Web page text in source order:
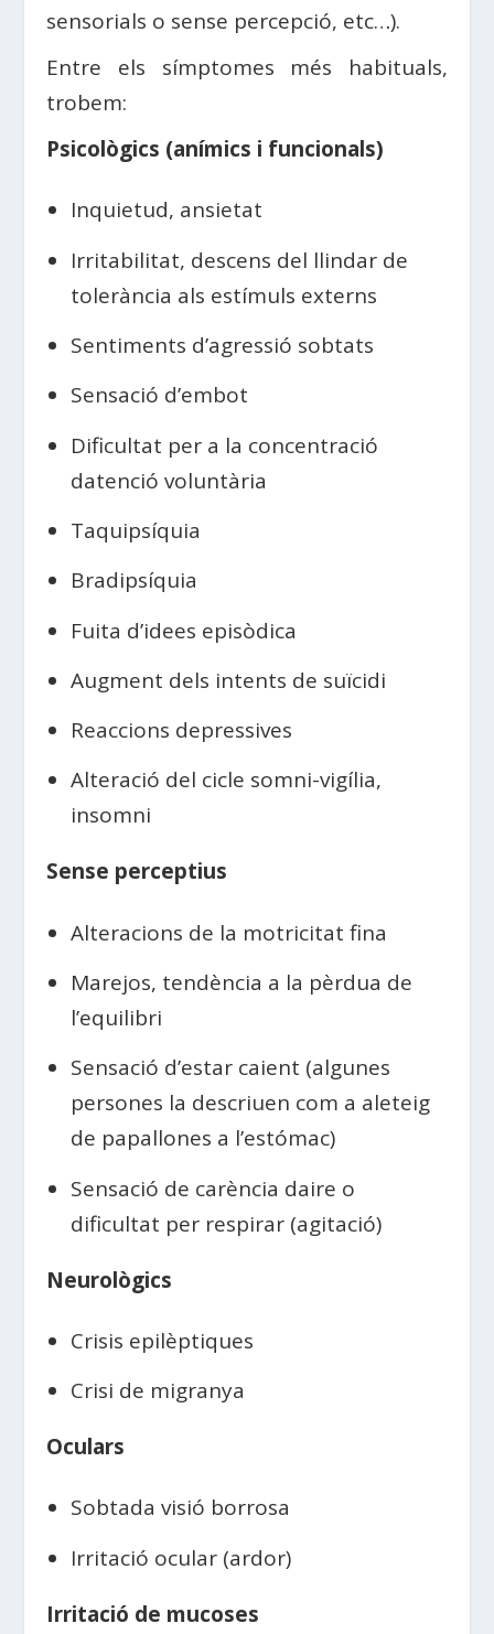
sensorials o sense percepció, etc…).
Entre els símptomes més habituals,
trobem:
Psicològics (anímics i funcionals)
Inquietud, ansietat
Irritabilitat, descens del llindar de
tolerància als estímuls externs
Sentiments d’agressió sobtats
Sensació d’embot
Dificultat per a la concentració
datenció voluntària
Taquipsíquia
Bradipsíquia
Fuita d’idees episòdica
Augment dels intents de suïcidi
Reaccions depressives
Alteració del cicle somni-vigília,
insomni
Sense perceptius
Alteracions de la motricitat fina
Marejos, tendència a la pèrdua de
l’equilibri
Sensació d’estar caient (algunes
persones la descriuen com a aleteig
de papallones a l’estómac)
Sensació de carència daire o
dificultat per respirar (agitació)
Neurològics
Crisis epilèptiques
Crisi de migranya
Oculars
Sobtada visió borrosa
Irritació ocular (ardor)
Irritació de mucoses